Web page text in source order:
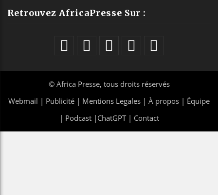
Retrouvez AfricaPresse Sur :
© Africa Presse, tous droits réservés
Webmail | Publicité | Mentions Legales | À propos | Équipe
| Podcast| ChatGPT| Contact